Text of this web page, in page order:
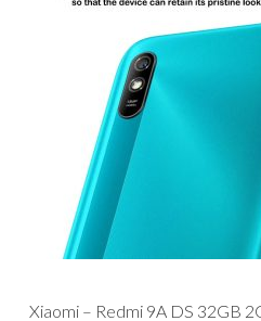
Xiaomi – Redmi 9A DS 32GB